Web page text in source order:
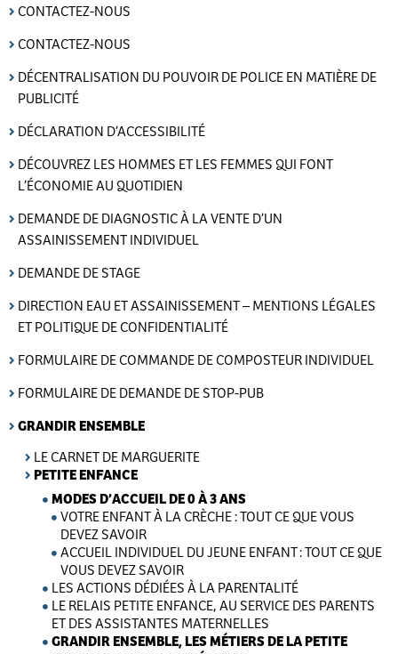
CONTACTEZ-NOUS
CONTACTEZ-NOUS
DÉCENTRALISATION DU POUVOIR DE POLICE EN MATIÈRE DE
PUBLICITÉ
DÉCLARATION D’ACCESSIBILITÉ
DÉCOUVREZ LES HOMMES ET LES FEMMES QUI FONT
L’ÉCONOMIE AU QUOTIDIEN
DEMANDE DE DIAGNOSTIC À LA VENTE D’UN
ASSAINISSEMENT INDIVIDUEL
DEMANDE DE STAGE
DIRECTION EAU ET ASSAINISSEMENT – MENTIONS LÉGALES
ET POLITIQUE DE CONFIDENTIALITÉ
FORMULAIRE DE COMMANDE DE COMPOSTEUR INDIVIDUEL
FORMULAIRE DE DEMANDE DE STOP-PUB
GRANDIR ENSEMBLE
LE CARNET DE MARGUERITE
PETITE ENFANCE
MODES D’ACCUEIL DE 0 À 3 ANS
VOTRE ENFANT À LA CRÈCHE : TOUT CE QUE VOUS
DEVEZ SAVOIR
ACCUEIL INDIVIDUEL DU JEUNE ENFANT : TOUT CE QUE
VOUS DEVEZ SAVOIR
LES ACTIONS DÉDIÉES À LA PARENTALITÉ
LE RELAIS PETITE ENFANCE, AU SERVICE DES PARENTS
ET DES ASSISTANTES MATERNELLES
GRANDIR ENSEMBLE, LES MÉTIERS DE LA PETITE